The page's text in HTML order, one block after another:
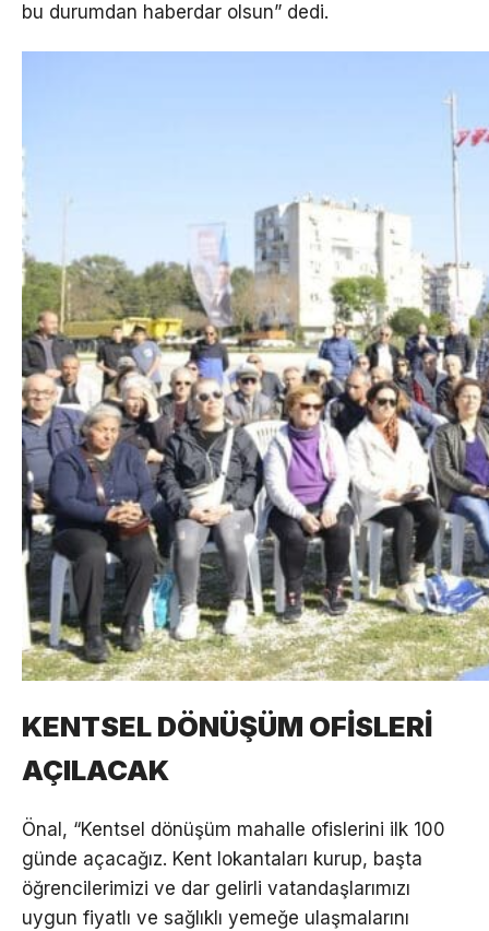
bu durumdan haberdar olsun” dedi.
KENTSEL DÖNÜŞÜM OFİSLERİ
AÇILACAK
Önal, “Kentsel dönüşüm mahalle ofislerini ilk 100
günde açacağız. Kent lokantaları kurup, başta
öğrencilerimizi ve dar gelirli vatandaşlarımızı
uygun fiyatlı ve sağlıklı yemeğe ulaşmalarını